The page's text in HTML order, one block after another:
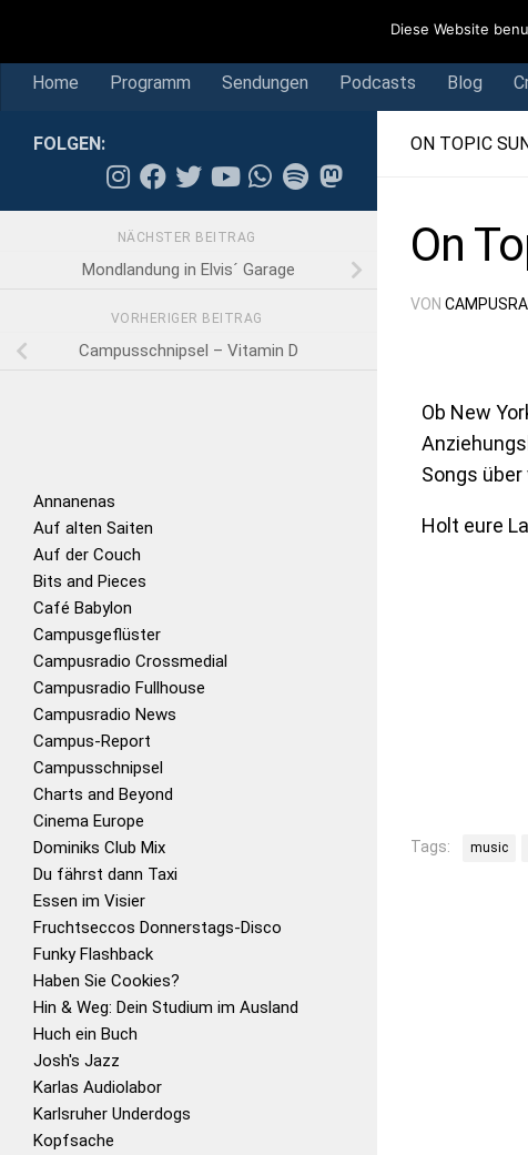
Podcasts Blog
Home Programm Sendungen Podcasts Blog
ON TOPIC
On
VON
Ob New
Songs
Holt eure
Tags: music
FOLGEN:
NÄCHSTER BEITRAG
Mondlandung in Elvis´ Garage
VORHERIGER BEITRAG
Campusschnipsel – Vitamin D
Annanenas
Auf alten Saiten
Auf der Couch
Bits and Pieces
Café Babylon
Campusgeflüster
Campusradio Crossmedial
Campusradio Fullhouse
Campusradio News
Campus-Report
Campusschnipsel
Charts and Beyond
Cinema Europe
Dominiks Club Mix
Du fährst dann Taxi
Essen im Visier
Fruchtseccos Donnerstags-Disco
Funky Flashback
Haben Sie Cookies?
Hin & Weg: Dein Studium im Ausland
Huch ein Buch
Josh's Jazz
Karlas Audiolabor
Karlsruher Underdogs
Kopfsache
Diese Website